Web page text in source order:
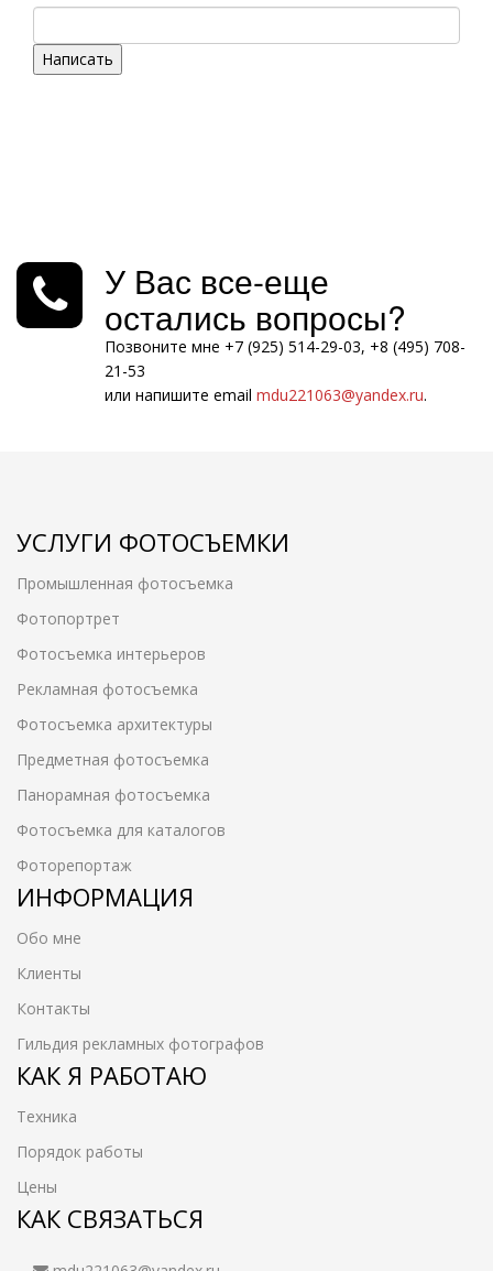
Написать
У Вас все-еще
остались вопросы?
Позвоните мне +7 (925) 514-29-03, +8 (495) 708-
21-53
или напишите email mdu221063@yandex.ru.
УСЛУГИ ФОТОСЪЕМКИ
Промышленная фотосъемка
Фотопортрет
Фотосъемка интерьеров
Рекламная фотосъемка
Фотосъемка архитектуры
Предметная фотосъемка
Панорамная фотосъемка
Фотосъемка для каталогов
Фоторепортаж
ИНФОРМАЦИЯ
Обо мне
Клиенты
Контакты
Гильдия рекламных фотографов
КАК Я РАБОТАЮ
Техника
Порядок работы
Цены
КАК СВЯЗАТЬСЯ